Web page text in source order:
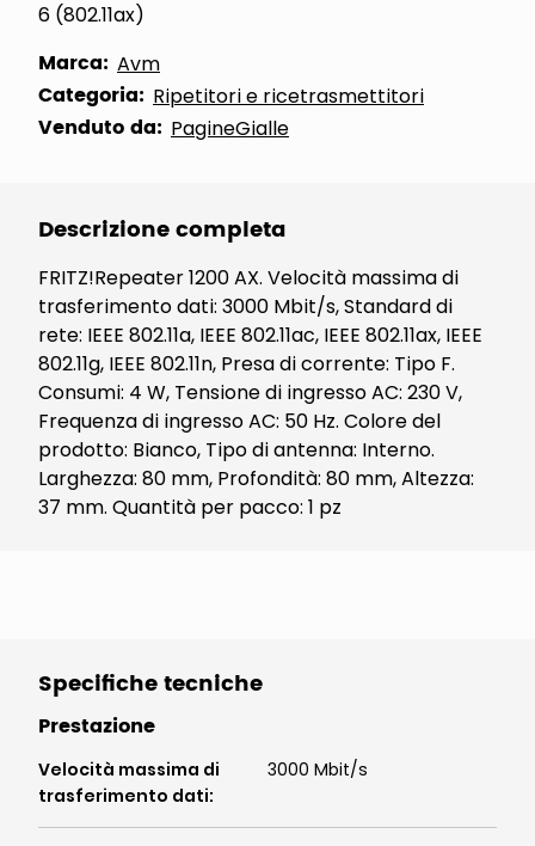
6 (802.11ax)
Marca: Avm
Categoria: Ripetitori e ricetrasmettitori
Venduto da: PagineGialle
Descrizione completa
FRITZ!Repeater 1200 AX. Velocità massima di
trasferimento dati: 3000 Mbit/s, Standard di
rete: IEEE 802.11a, IEEE 802.11ac, IEEE 802.11ax, IEEE
802.11g, IEEE 802.11n, Presa di corrente: Tipo F.
Consumi: 4 W, Tensione di ingresso AC: 230 V,
Frequenza di ingresso AC: 50 Hz. Colore del
prodotto: Bianco, Tipo di antenna: Interno.
Larghezza: 80 mm, Profondità: 80 mm, Altezza:
37 mm. Quantità per pacco: 1 pz
Specifiche tecniche
Prestazione
Velocità massima di
trasferimento dati:
3000 Mbit/s